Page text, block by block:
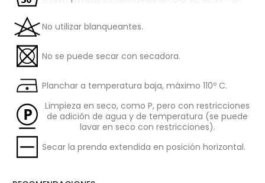
No utilizar blanqueantes.
No se puede secar con secadora.
Planchar a temperatura baja, máximo 110º C.
Limpieza en seco, como P, pero con restricciones
de adición de agua y de temperatura (se puede
lavar en seco con restricciones).
Secar la prenda extendida en posición horizontal.